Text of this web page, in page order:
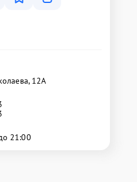
12А
21:00